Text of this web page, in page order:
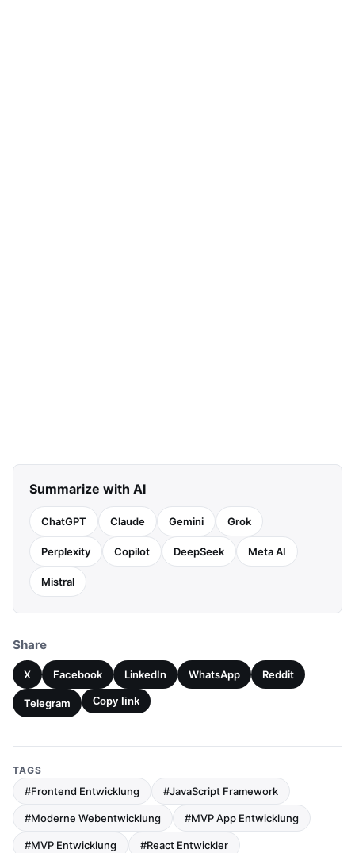
Summarize with AI
ChatGPT Claude Gemini Grok
Perplexity Copilot DeepSeek Meta AI
Mistral
Share
X Facebook LinkedIn WhatsApp Reddit
Telegram Copy link
TAGS
#Frontend Entwicklung #JavaScript Framework
#Moderne Webentwicklung #MVP App Entwicklung
#MVP Entwicklung #React Entwickler